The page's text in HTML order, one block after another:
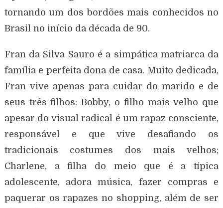
tornando um dos bordões mais conhecidos no
Brasil no início da década de 90.
Fran da Silva Sauro é a simpática matriarca da
família e perfeita dona de casa. Muito dedicada,
Fran vive apenas para cuidar do marido e de
seus três filhos: Bobby, o filho mais velho que
apesar do visual radical é um rapaz consciente,
responsável e que vive desafiando os
tradicionais costumes dos mais velhos;
Charlene, a filha do meio que é a típica
adolescente, adora música, fazer compras e
paquerar os rapazes no shopping, além de ser